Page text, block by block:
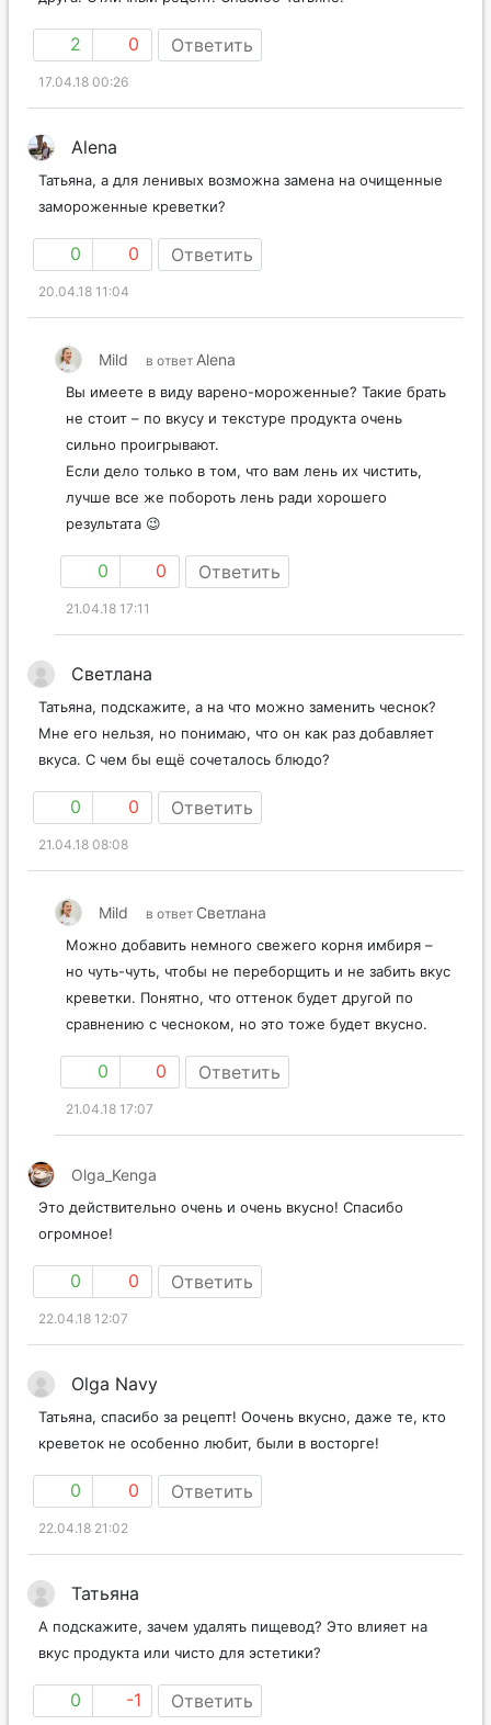
2 0 Ответить
17.04.18 00:26
Alena
Татьяна, а для ленивых возможна замена на очищенные
замороженные креветки?
0 0 Ответить
20.04.18 11:04
Mild в ответ Alena
Вы имеете в виду варено-мороженные? Такие брать
не стоит – по вкусу и текстуре продукта очень
сильно проигрывают.
Если дело только в том, что вам лень их чистить,
лучше все же побороть лень ради хорошего
результата 😉
0 0 Ответить
21.04.18 17:11
Светлана
Татьяна, подскажите, а на что можно заменить чеснок?
Мне его нельзя, но понимаю, что он как раз добавляет
вкуса. С чем бы ещё сочеталось блюдо?
0 0 Ответить
21.04.18 08:08
Mild в ответ Светлана
Можно добавить немного свежего корня имбиря –
но чуть-чуть, чтобы не переборщить и не забить вкус
креветки. Понятно, что оттенок будет другой по
сравнению с чесноком, но это тоже будет вкусно.
0 0 Ответить
21.04.18 17:07
Olga_Kenga
Это действительно очень и очень вкусно! Спасибо
огромное!
0 0 Ответить
22.04.18 12:07
Olga Navy
Татьяна, спасибо за рецепт! Оочень вкусно, даже те, кто
креветок не особенно любит, были в восторге!
0 0 Ответить
22.04.18 21:02
Татьяна
А подскажите, зачем удалять пищевод? Это влияет на
вкус продукта или чисто для эстетики?
0 -1 Ответить